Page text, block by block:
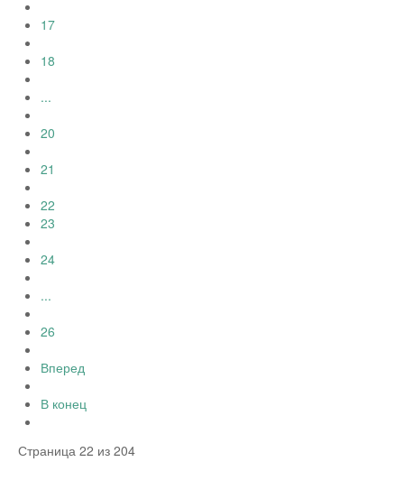
17
18
...
20
21
22
23
24
...
26
Вперед
В конец
Страница 22 из 204